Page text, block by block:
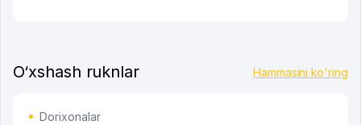
O‘xshash ruknlar Hammasini ko'ring
Dorixonalar